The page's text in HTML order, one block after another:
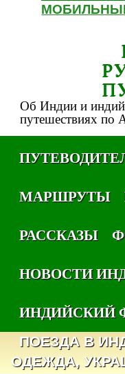
Об Индии и
путешествиях по
МАРШРУТЫ
РАССКАЗЫ
НОВОСТИ
ИНДИЙСКИЙ
ПОЕЗДА В
ОДЕЖДА,